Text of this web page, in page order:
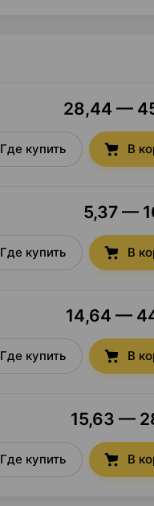
28,44 —
Где купить В
5,37 —
Где купить В
14,64 —
Где купить В
15,63 —
Где купить В